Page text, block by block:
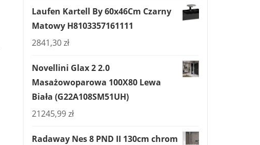
Laufen Kartell By 60x46Cm Czarny
Matowy H8103357161111
2841,30zł
Novellini Glax 2 2.0
Masażowoparowa 100X80 Lewa
Biała (G22A108SM51UH)
21245,99zł
Radaway Nes 8 PND II 130cm chrom